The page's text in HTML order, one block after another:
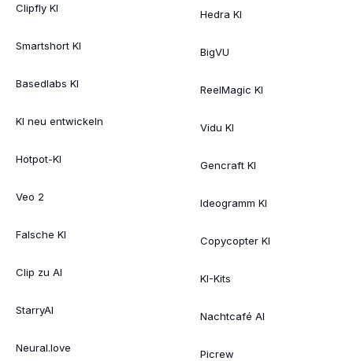
Clipfly KI
Smartshort KI
Basedlabs KI
KI neu entwickeln
Hotpot-KI
Veo 2
Falsche KI
Clip zu AI
StarryAI
Neural.love
Hedra KI
BigVU
ReelMagic KI
Vidu KI
Gencraft KI
Ideogramm KI
Copycopter KI
KI-Kits
Nachtcafé AI
Picrew